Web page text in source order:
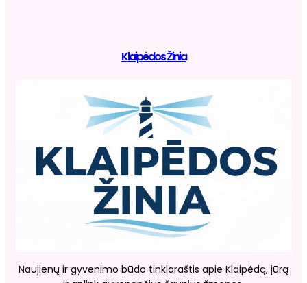
Klaipėdos Žinia
Naujienų ir gyvenimo būdo tinklaraštis apie Klaipėdą, jūrą